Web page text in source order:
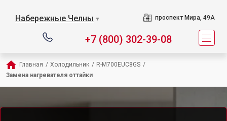
Набережные Челны ▼ проспект Мира, 49А
+7 (800) 302-39-08
Главная / Холодильник / R-M700EUC8GS /
Замена нагревателя оттайки